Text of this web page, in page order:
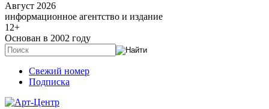
Август 2026
информационное агентство и издание
12+
Основан в 2002 году
Свежий номер
Подписка